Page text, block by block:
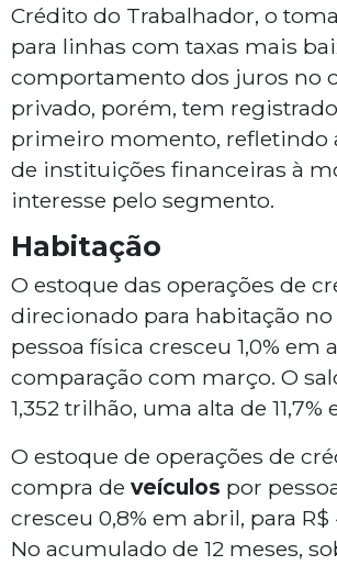
Crédito do Trabalhador, o
para linhas com taxas mais
comportamento dos juros no
privado, porém, tem
primeiro momento, refletindo
de instituições financeiras à
interesse pelo segmento.
Habitação
O estoque das operações de
direcionado para habitação
pessoa física cresceu 1,0% em
comparação com março. O
1,352 trilhão, uma alta de 11,7%
O estoque de operações de
compra de veículos por
cresceu 0,8% em abril, para R$
No acumulado de 12 meses,